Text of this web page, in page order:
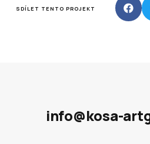
SDÍLET TENTO PROJEKT
info@kosa-